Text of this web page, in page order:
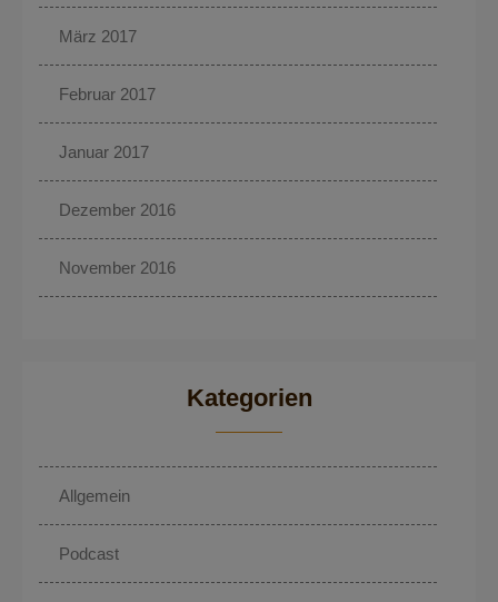
März 2017
Februar 2017
Januar 2017
Dezember 2016
November 2016
Kategorien
Allgemein
Podcast